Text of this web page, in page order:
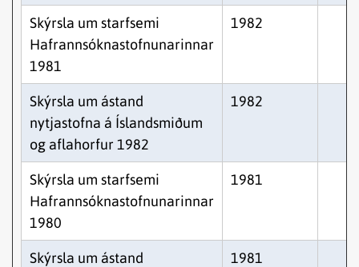
Skýrsla um starfsemi
Hafrannsóknastofnunarinnar
1981
1982
Skýrsla um ástand
nytjastofna á Íslandsmiðum
og aflahorfur 1982
1982
Skýrsla um starfsemi
Hafrannsóknastofnunarinnar
1980
1981
Skýrsla um ástand
1981